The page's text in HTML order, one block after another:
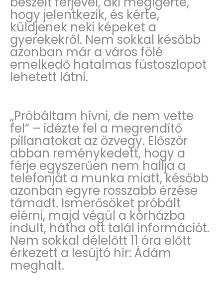
hogy jelentkezik, és kérte,
küldjenek neki képeket a
gyerekekről. Nem sokkal később
azonban már a város fölé
emelkedő hatalmas füstoszlopot
lehetett látni.
„Próbáltam hívni, de nem vette
fel” – idézte fel a megrendítő
pillanatokat az özvegy. Először
abban reménykedett, hogy a
férje egyszerűen nem hallja a
telefonját a munka miatt, később
azonban egyre rosszabb érzése
támadt. Ismerősöket próbált
elérni, majd végül a kórházba
indult, hátha ott talál információt.
Nem sokkal délelőtt 11 óra előtt
érkezett a lesújtó hír: Ádám
meghalt.